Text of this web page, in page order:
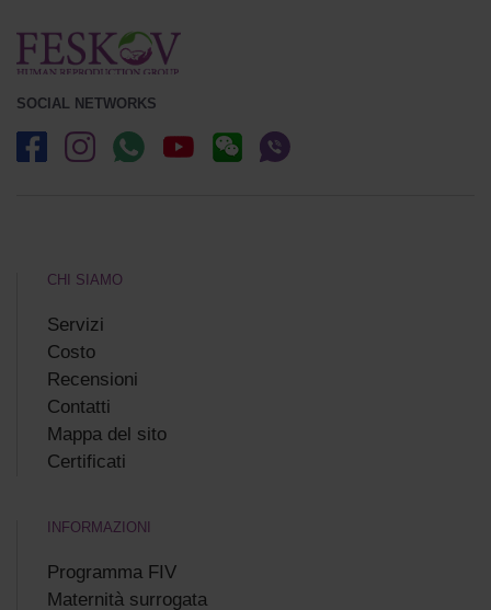
SOCIAL NETWORKS
CHI SIAMO
Servizi
Costo
Recensioni
Сontatti
Mappa del sito
Certificati
INFORMAZIONI
Programma FIV
Maternità surrogata